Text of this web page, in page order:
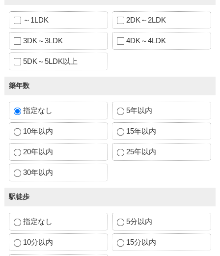
～1LDK 2DK～2LDK
3DK～3LDK 4DK～4LDK
5DK～5LDK以上
築年数
指定なし 5年以内
10年以内 15年以内
20年以内 25年以内
30年以内
駅徒歩
指定なし 5分以内
10分以内 15分以内